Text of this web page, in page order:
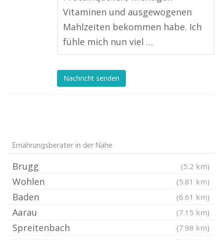
Vitaminen und ausgewogenen
Mahlzeiten bekommen habe. Ich
fühle mich nun viel …
Nachricht senden
Ernährungsberater in der Nähe
Brugg (5.2 km)
Wohlen (5.81 km)
Baden (6.61 km)
Aarau (7.15 km)
Spreitenbach (7.98 km)